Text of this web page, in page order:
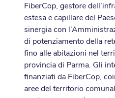
FiberCop, gestore
estesa e capillare del
sinergia con
di potenziamento della
fino alle abitazioni nel
provincia di Parma. Gli
finanziati da FiberCop,
aree del territorio